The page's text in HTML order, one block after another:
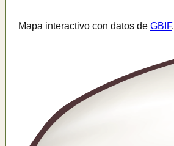
Mapa interactivo con datos de GBIF.